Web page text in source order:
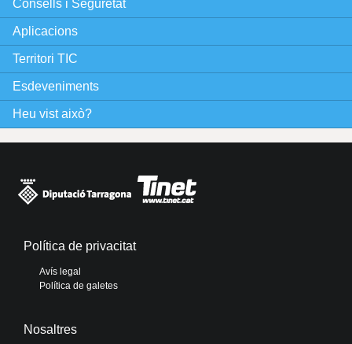
e
s
Consells i Seguretat
Aplicacions
Territori TIC
Esdeveniments
Heu vist això?
Política de privacitat
Avís legal
Política de galetes
Nosaltres